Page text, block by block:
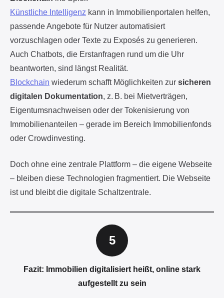
vorzuschlagen oder Texte zu Exposés zu generieren.
Auch Chatbots, die Erstanfragen rund um die Uhr
beantworten, sind längst Realität.
Blockchainwiederum schafft Möglichkeiten zur
digitalen Dokumentation
, z. B. bei Mietverträgen,
Eigentumsnachweisen oder der Tokenisierung von
Immobilienanteilen – gerade im Bereich Immobilienfonds
oder Crowdinvesting.
Doch ohne eine zentrale Plattform – die eigene Webseite
– bleiben diese Technologien fragmentiert. Die Webseite
Fazit: Immobilien digitalisiert heißt, online stark
aufgestellt zu sein
Für Immobilienmakler, Verwalter und Projektentwickler
Die digitale Transformation beginnt mit der